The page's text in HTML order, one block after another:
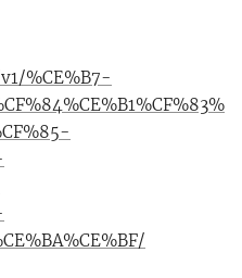
%CE%B7-